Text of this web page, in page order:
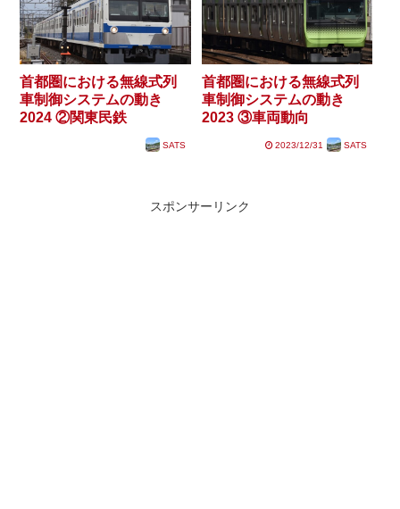
首都圏における無線式列
車制御システムの動き
2024 ②関東民鉄
SATS
首都圏における無線式列
車制御システムの動き
2023 ③車両動向
2023/12/31 SATS
スポンサーリンク